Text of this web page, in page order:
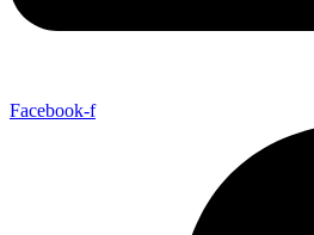
Facebook-f